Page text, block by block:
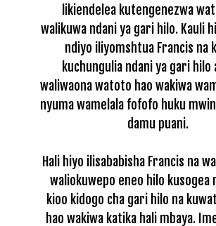
likiendelea kutengenezwa
walikuwa ndani ya gari hilo. Kauli
ndiyo iliyomshtua Francis na
kuchungulia ndani ya gari hilo
waliwaona watoto hao wakiwa
nyuma wamelala fofofo huku
damu puani.
Hali hiyo ilisababisha Francis na
waliokuwepo eneo hilo kusogea
kioo kidogo cha gari hilo na
hao wakiwa katika hali mbaya.